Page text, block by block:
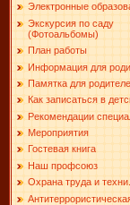
Электронные
Экскурсия по саду
(Фотоальбомы)
План работы
Информация для
Памятка для
Как записаться в
Рекомендации
Мероприятия
Гостевая книга
Наш профсоюз
Охрана труда и техни...